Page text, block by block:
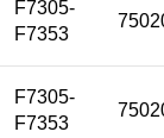
F7305-
F7353
F7305-
F7353